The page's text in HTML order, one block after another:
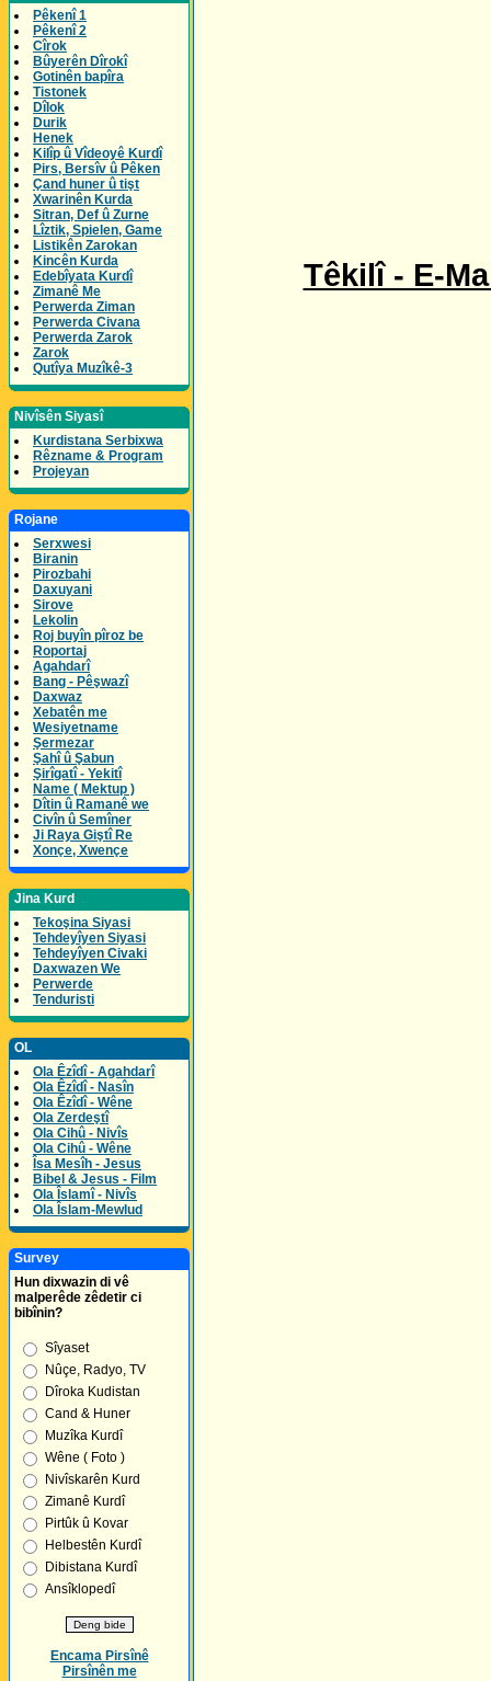
Pêkenî 1
Pêkenî 2
Cîrok
Bûyerên Dîrokî
Gotinên bapîra
Tistonek
Dîlok
Durik
Henek
Kilîp û Vîdeoyê Kurdî
Pirs, Bersîv û Pêken
Çand huner û tişt
Xwarinên Kurda
Sitran, Def û Zurne
Lîztik, Spielen, Game
Listikên Zarokan
Kincên Kurda
Edebîyata Kurdî
Zimanê Me
Perwerda Ziman
Perwerda Civana
Perwerda Zarok
Zarok
Qutîya Muzîkê-3
Nivîsên Siyasî
Kurdistana Serbixwa
Rêzname & Program
Projeyan
Rojane
Serxwesi
Biranin
Pirozbahi
Daxuyani
Sirove
Lekolin
Roj buyîn pîroz be
Roportaj
Agahdarî
Bang - Pêşwazî
Daxwaz
Xebatên me
Wesiyetname
Şermezar
Şahî û Şabun
Şirîgatî - Yekitî
Name ( Mektup )
Dîtin û Ramanê we
Civîn û Semîner
Ji Raya Giştî Re
Xonçe, Xwençe
Jina Kurd
Tekoşina Siyasi
Tehdeyîyen Siyasi
Tehdeyîyen Civaki
Daxwazen We
Perwerde
Tenduristi
OL
Ola Êzîdî - Agahdarî
Ola Êzîdî - Nasîn
Ola Êzîdî - Wêne
Ola Zerdeştî
Ola Cihû - Nivîs
Ola Cihû - Wêne
Îsa Mesîh - Jesus
Bibel & Jesus - Film
Ola Îslamî - Nivîs
Ola Îslam-Mewlud
Survey
Hun dixwazin di vê
malperêde zêdetir ci
bibînin?
Sîyaset
Nûçe, Radyo, TV
Dîroka Kudistan
Cand & Huner
Muzîka Kurdî
Wêne ( Foto )
Nivîskarên Kurd
Zimanê Kurdî
Pirtûk û Kovar
Helbestên Kurdî
Dibistana Kurdî
Ansîklopedî
Encama Pirsînê
Pirsînên me
Têkilî - E-